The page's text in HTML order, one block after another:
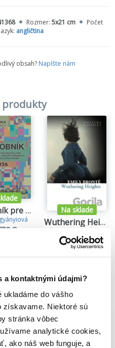
a kontaktnými údajmi?
ukladáme do vášho
získavame. Niektoré sú
stránka vôbec
analytické cookies,
ako náš web funguje, a
of type, typography and
Rozmer: 5x21 cm
Počet
Jazyk: angličtina
obsah? Napíšte nám
produkty
Sadzobník pre navrhovanie ponukových cien projektových prác a činností potrebných pre prípravu a realizáciu stavieb Na sklade
Wuthering Heights
3,40€
pre teba